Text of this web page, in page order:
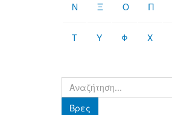
Ν Ξ Ο Π
Τ Υ Φ Χ
Βρες
Βρες